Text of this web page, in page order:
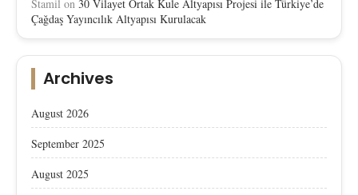
Stamil on 30 Vilayet Ortak Kule Altyapısı Projesi ile Türkiye’de
Çağdaş Yayıncılık Altyapısı Kurulacak
Archives
August 2026
September 2025
August 2025